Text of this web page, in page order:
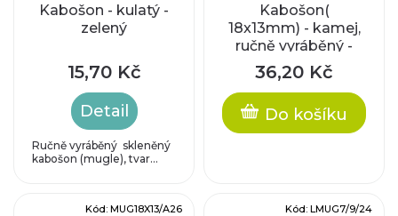
Kabošon - kulatý -
zelený
15,70 Kč
Detail
Ručně vyráběný skleněný
kabošon (mugle), tvar...
Kabošon(
18x13mm) - kamej,
ručně vyráběný -
tyrkysový
36,20 Kč
Do košíku
Kód: MUG18X13/A26 Kód: LMUG7/9/24